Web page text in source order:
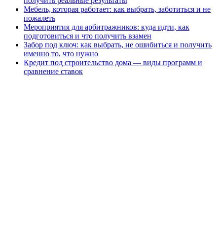
Мебель, которая работает: как выбрать, заботиться и не
пожалеть
Мероприятия для арбитражников: куда идти, как
подготовиться и что получить взамен
Забор под ключ: как выбрать, не ошибиться и получить
именно то, что нужно
Кредит под строительство дома — виды программ и
сравнение ставок